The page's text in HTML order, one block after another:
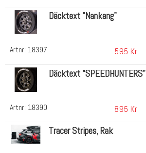
Artnr: 18397
Däcktext "Nankang"
595 Kr
Artnr: 18390
Däcktext "SPEEDHUNTERS"
895 Kr
Tracer Stripes, Rak